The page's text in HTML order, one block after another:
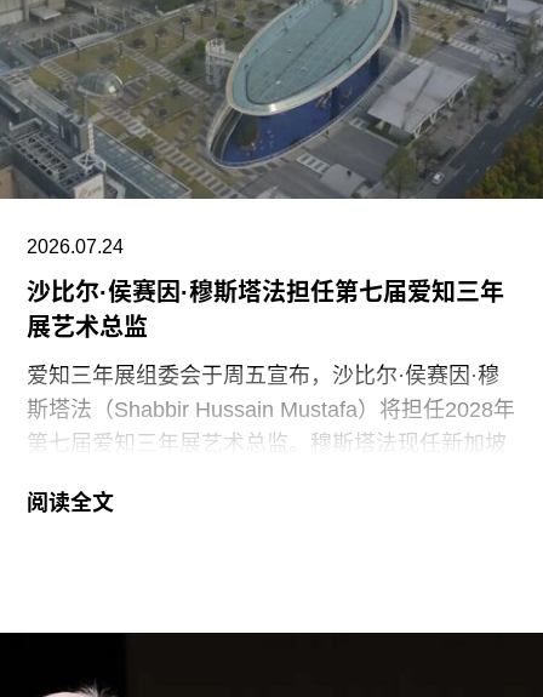
群展“东南亚艺术 A-Z：一部批判性词典”（A–Z of
Southeast Asian Art: A Critical Dictionary） 正式向
公众开放。展览将汇集40余位艺术家的作品，涵盖
纺织、装置、影像、绘画、雕塑等多种创作媒介。
2026.07.24
沙比尔·侯赛因·穆斯塔法担任第七届爱知三年
展艺术总监
爱知三年展组委会于周五宣布，沙比尔·侯赛因·穆
斯塔法（Shabbir Hussain Mustafa）将担任2028年
第七届爱知三年展艺术总监。穆斯塔法现任新加坡
是其卓越的策展履历，以及能够为三年展带来崭新
间，他曾担任新加坡国家美术馆高级策展人，此后
阅读全文